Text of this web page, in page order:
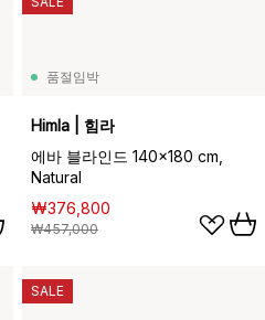
품절임박
Himla | 힘라
에바 블라인드 140x180 cm,
Natural
₩376,800
₩457,000
SALE